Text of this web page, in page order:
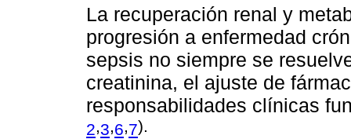
La recuperación renal y
progresión a enfermedad
sepsis no siempre se
creatinina, el ajuste de
responsabilidades clínicas
2,3,6,7).